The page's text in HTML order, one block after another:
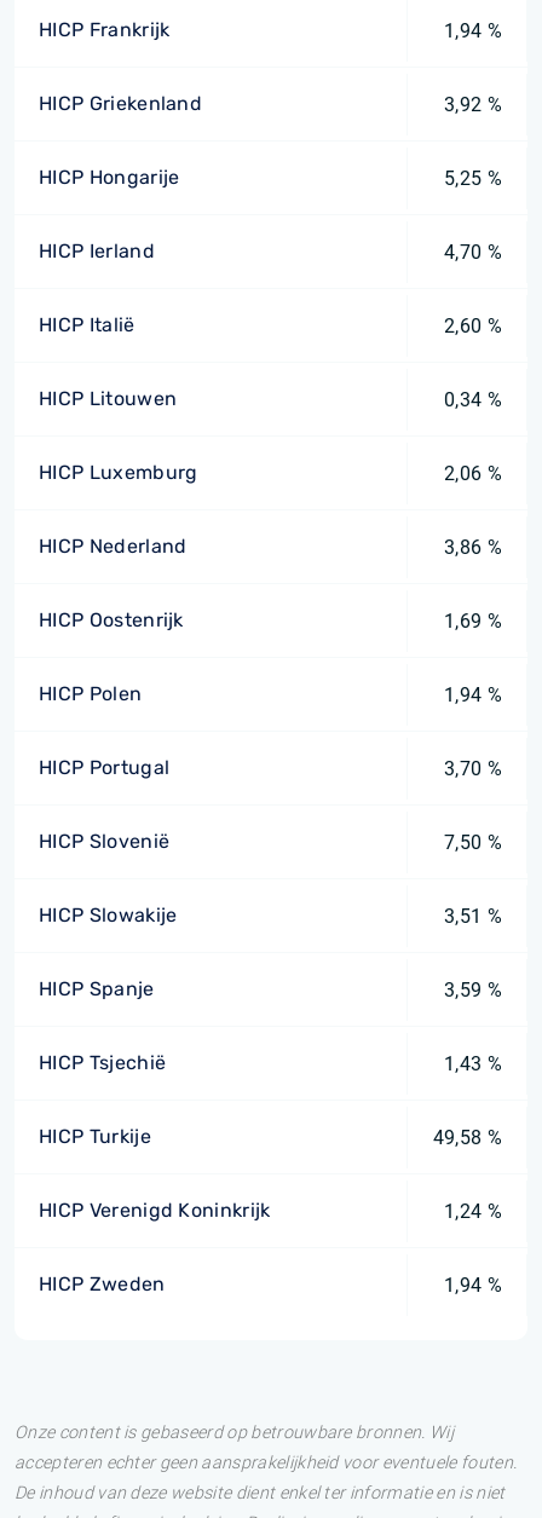
HICP Frankrijk 1,94 %
HICP Griekenland 3,92 %
HICP Hongarije 5,25 %
HICP Ierland 4,70 %
HICP Italië 2,60 %
HICP Litouwen 0,34 %
HICP Luxemburg 2,06 %
HICP Nederland 3,86 %
HICP Oostenrijk 1,69 %
HICP Polen 1,94 %
HICP Portugal 3,70 %
HICP Slovenië 7,50 %
HICP Slowakije 3,51 %
HICP Spanje 3,59 %
HICP Tsjechië 1,43 %
HICP Turkije 49,58 %
HICP Verenigd Koninkrijk 1,24 %
HICP Zweden 1,94 %
Onze content is gebaseerd op betrouwbare bronnen. Wij
accepteren echter geen aansprakelijkheid voor eventuele fouten.
De inhoud van deze website dient enkel ter informatie en is niet